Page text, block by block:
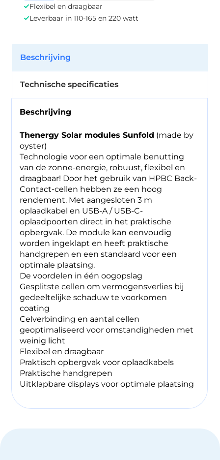
Flexibel en draagbaar
Leverbaar in 110-165 en 220 watt
Beschrijving
Technische specificaties
Beschrijving
Thenergy Solar modules Sunfold (made by
oyster)
Technologie voor een optimale benutting
van de zonne-energie, robuust, flexibel en
draagbaar! Door het gebruik van HPBC Back-
Contact-cellen hebben ze een hoog
rendement. Met aangesloten 3 m
oplaadkabel en USB-A / USB-C-
oplaadpoorten direct in het praktische
opbergvak. De module kan eenvoudig
worden ingeklapt en heeft praktische
handgrepen en een standaard voor een
optimale plaatsing.
De voordelen in één oogopslag
Gesplitste cellen om vermogensverlies bij
gedeeltelijke schaduw te voorkomen
coating
Celverbinding en aantal cellen
geoptimaliseerd voor omstandigheden met
weinig licht
Flexibel en draagbaar
Praktisch opbergvak voor oplaadkabels
Praktische handgrepen
Uitklapbare displays voor optimale plaatsing